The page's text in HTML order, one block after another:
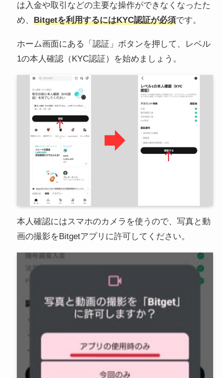
は入金や取引などの主要な操作ができなくなったた
め、 Bitgetを利用するにはKYC認証が必須です。
ホーム画面にある「認証」ボタンを押して、レベル
1の本人確認（KYC認証）を始めましょう。
本人確認にはスマホのカメラを使うので、写真と動
画の撮影をBitgetアプリに許可してください。